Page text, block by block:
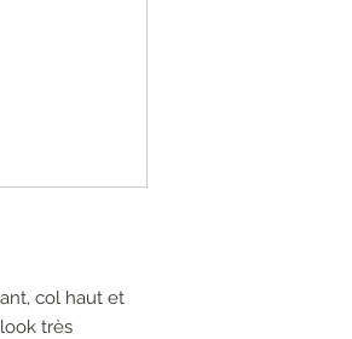
col haut et
très